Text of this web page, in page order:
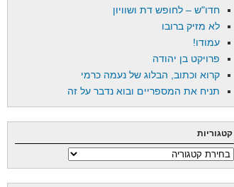
חדו"ש – לחופש דת ושוויון
לא מזיק ברובו
עמודו!
פרויקט בן יהודה
קרוא וכתוב, הבלוג של נעמה כרמי
תניח את המספריים ובוא נדבר על זה
קטגוריות
קטגוריות